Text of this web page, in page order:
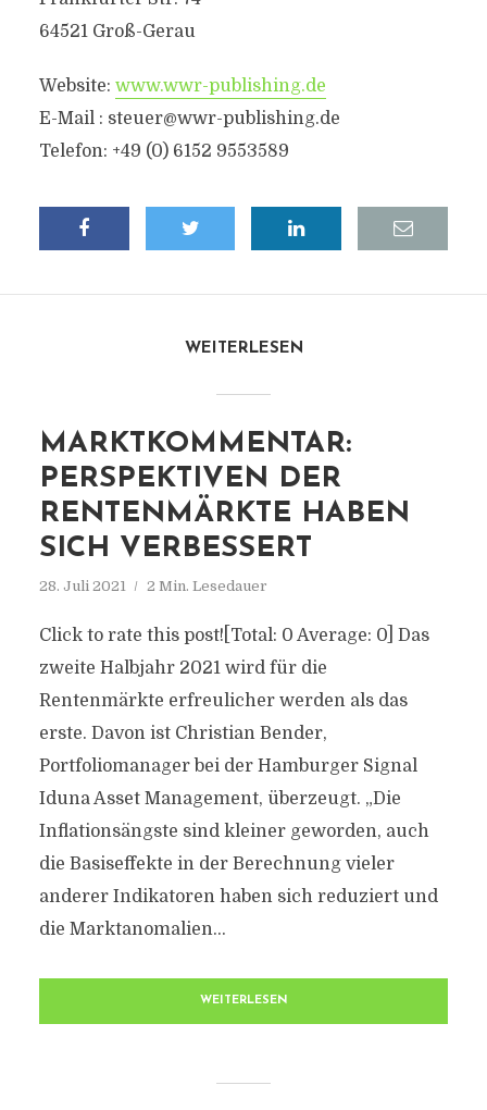
64521 Groß-Gerau
Website: www.wwr-publishing.de
E-Mail : steuer@wwr-publishing.de
Telefon: +49 (0) 6152 9553589
WEITERLESEN
MARKTKOMMENTAR:
PERSPEKTIVEN DER
RENTENMÄRKTE HABEN
SICH VERBESSERT
28. Juli 2021 2 Min. Lesedauer
Click to rate this post![Total: 0 Average: 0] Das
zweite Halbjahr 2021 wird für die
Rentenmärkte erfreulicher werden als das
erste. Davon ist Christian Bender,
Portfoliomanager bei der Hamburger Signal
Iduna Asset Management, überzeugt. „Die
Inflationsängste sind kleiner geworden, auch
die Basiseffekte in der Berechnung vieler
anderer Indikatoren haben sich reduziert und
die Marktanomalien...
WEITERLESEN